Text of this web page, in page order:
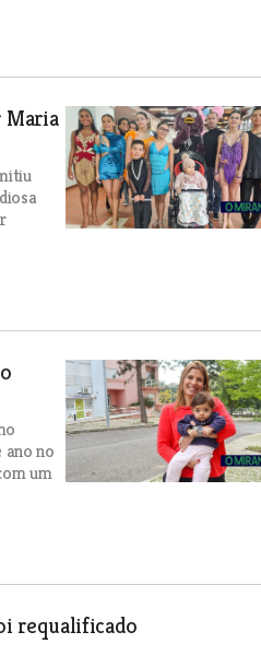
Maria
ano no
um
requalificado